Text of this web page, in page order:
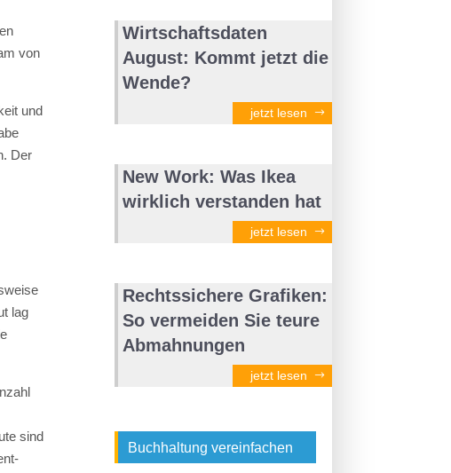
von
und
Der
lag
sind
Wirtschaftsdaten
August: Kommt jetzt die
Wende?
jetzt lesen
New Work: Was Ikea
wirklich verstanden hat
jetzt lesen
Rechtssichere Grafiken:
So vermeiden Sie teure
Abmahnungen
jetzt lesen
Buchhaltung vereinfachen